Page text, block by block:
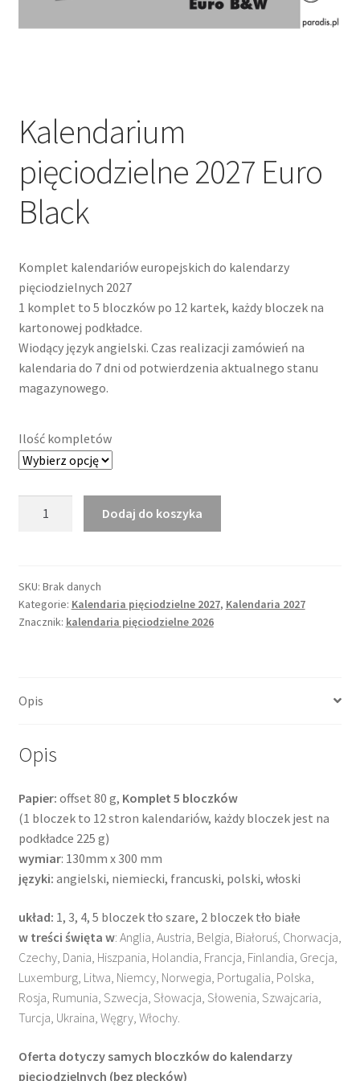
Kalendarium
pięciodzielne 2027 Euro
Black
Komplet kalendariów europejskich do kalendarzy
pięciodzielnych 2027
1 komplet to 5 bloczków po 12 kartek, każdy bloczek na
kartonowej podkładce.
Wiodący język angielski. Czas realizacji zamówień na
kalendaria do 7 dni od potwierdzenia aktualnego stanu
magazynowego.
Ilość kompletów
Euro
Black
Dodaj do koszyka
SKU: Brak danych
Kategorie: Kalendaria pięciodzielne 2027, Kalendaria 2027
Znacznik: kalendaria pięciodzielne 2026
Opis
Opis
Papier: offset 80 g, Komplet 5 bloczków
(1 bloczek to 12 stron kalendariów, każdy bloczek jest na
podkładce 225 g)
wymiar: 130mm x 300 mm
języki: angielski, niemiecki, francuski, polski, włoski
układ: 1, 3, 4, 5 bloczek tło szare, 2 bloczek tło białe
w treści święta w: Anglia, Austria, Belgia, Białoruś, Chorwacja,
Czechy, Dania, Hiszpania, Holandia, Francja, Finlandia, Grecja,
Luxemburg, Litwa, Niemcy, Norwegia, Portugalia, Polska,
Rosja, Rumunia, Szwecja, Słowacja, Słowenia, Szwajcaria,
Turcja, Ukraina, Węgry, Włochy.
Oferta dotyczy samych bloczków do kalendarzy
pięciodzielnych (bez plecków)